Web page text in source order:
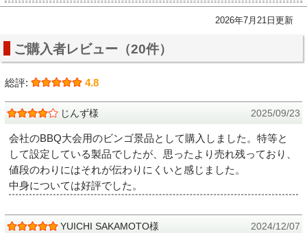
2026年7月21日更新
ご購入者レビュー（20件）
総評: 4.8
じんず様 2025/09/23
会社のBBQ大会用のビンゴ景品として購入しました。特等と
して設定している製品でしたが、思ったより売れ残っており、
値段のわりにはそれが伝わりにくいと感じました。
中身については好評でした。
YUICHI SAKAMOTO様 2024/12/07